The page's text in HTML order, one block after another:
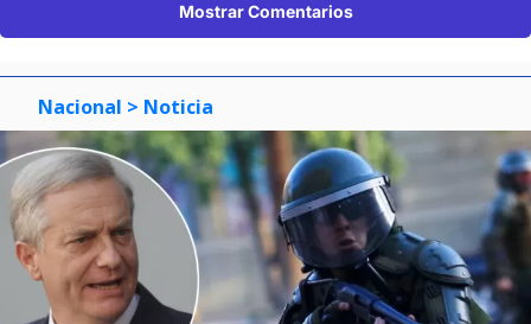
Mostrar Comentarios
Nacional > Noticia